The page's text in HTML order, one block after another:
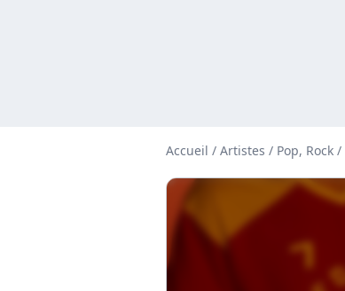
Accueil / Artistes / Pop, Rock /